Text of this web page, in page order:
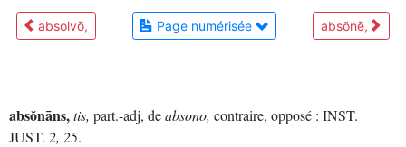
absolvō, Page numérisée absŏnē,
absŏnāns,tis, part.-adj, deabsono, contraire, opposé : INST.
JUST. 2, 25.